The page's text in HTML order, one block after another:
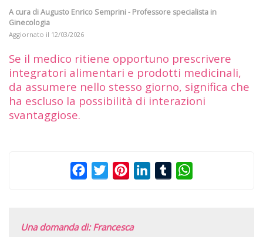
A cura diAugusto Enrico Semprini - Professore specialista in
Ginecologia
Aggiornato il 12/03/2026
Se il medico ritiene opportuno prescrivere
integratori alimentari e prodotti medicinali,
da assumere nello stesso giorno, significa che
ha escluso la possibilità di interazioni
svantaggiose.
FacebookTwitterPinterestLinkedInTumblr
Una domanda di: Francesca